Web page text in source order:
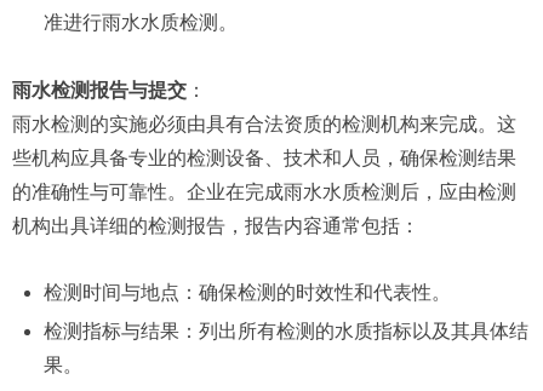
准进行雨水水质检测。
雨水检测报告与提交 ：
雨水检测的实施必须由具有合法资质的检测机构来完成。这
些机构应具备专业的检测设备、技术和人员，确保检测结果
的准确性与可靠性。企业在完成雨水水质检测后，应由检测
机构出具详细的检测报告，报告内容通常包括：
检测时间与地点：确保检测的时效性和代表性。
检测指标与结果：列出所有检测的水质指标以及其具体结
果。